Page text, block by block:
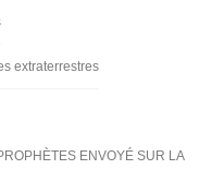
extraterrestres
ENVOYÉ SUR LA